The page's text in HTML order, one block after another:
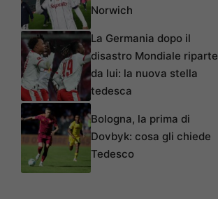
Norwich
La Germania dopo il
disastro Mondiale riparte
da lui: la nuova stella
tedesca
Bologna, la prima di
Dovbyk: cosa gli chiede
Tedesco